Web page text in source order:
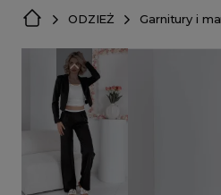
ODZIEŻ Garnitury i